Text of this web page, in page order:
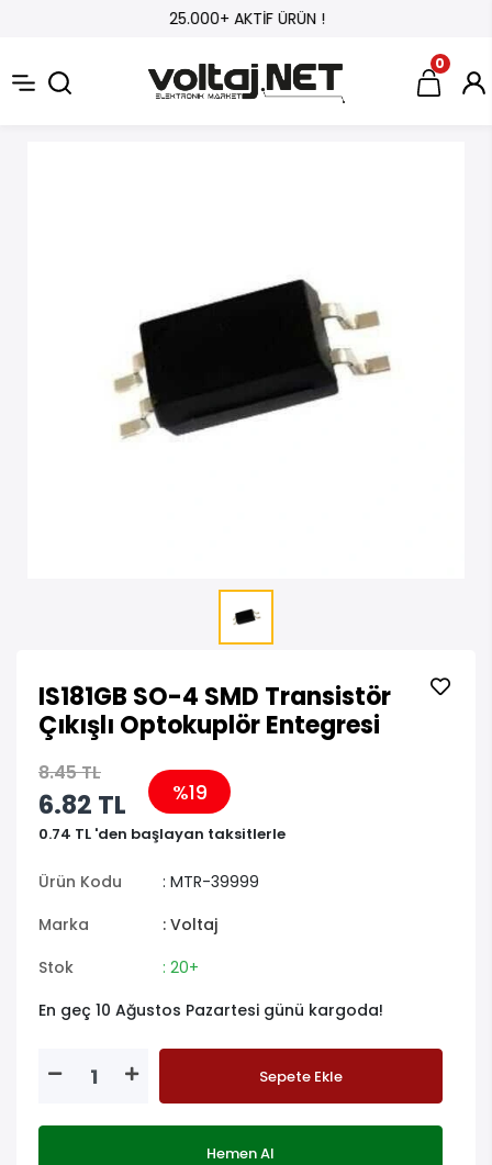
25.000+ AKTİF ÜRÜN !
0
IS181GB SO-4 SMD Transistör
Çıkışlı Optokuplör Entegresi
8.45 TL
6.82 TL %19
0.74 TL 'den başlayan taksitlerle
Ürün Kodu
: MTR-39999
Marka
: Voltaj
Stok
: 20+
En geç 10 Ağustos Pazartesi günü kargoda!
Sepete Ekle
Hemen Al